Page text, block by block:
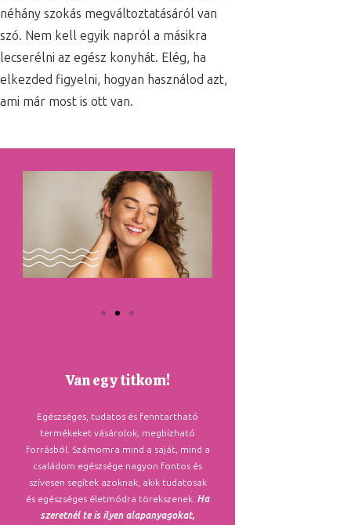
néhány szokás megváltoztatásáról van
szó. Nem kell egyik napról a másikra
lecserélni az egész konyhát. Elég, ha
elkezded figyelni, hogyan használod azt,
ami már most is ott van.
Van egy titkom!
Egészséges, tudatos és fenntartható
termékeket vásárolok, megbízható
forrásból. Számomra mind a saját, mind a
családom egészsége nagyon fontos és
szívesen segítek azoknak, akik tudatosak
és egészséges életmódra törekszenek. Ha
szeretnél te is ilyen alapanyagokat,